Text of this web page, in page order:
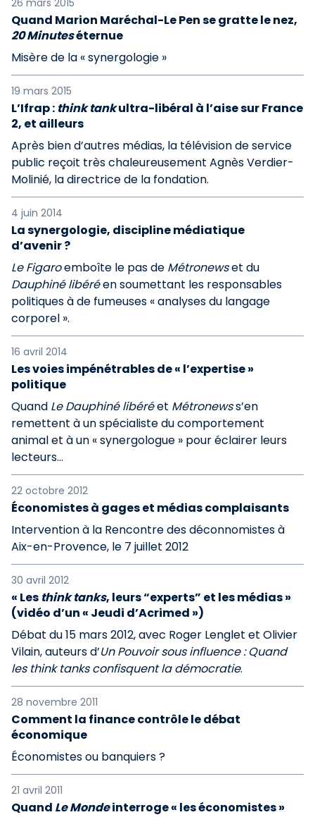
26 mars 2015
Quand Marion Maréchal-Le Pen se gratte le nez,
20 Minuteséternue
Misère de la « synergologie »
19 mars 2015
L’Ifrap : think tankultra-libéral à l’aise sur France
2, et ailleurs
Après bien d’autres médias, la télévision de service
public reçoit très chaleureusement Agnès Verdier-
Molinié, la directrice de la fondation.
4 juin 2014
La synergologie, discipline médiatique
d’avenir ?
Le Figaroemboîte le pas de Métronewset du
Dauphiné libéréen soumettant les responsables
politiques à de fumeuses « analyses du langage
corporel ».
16 avril 2014
Les voies impénétrables de « l’expertise »
politique
Quand Le Dauphiné libéréet Métronewss’en
remettent à un spécialiste du comportement
animal et à un « synergologue » pour éclairer leurs
lecteurs…
22 octobre 2012
Économistes à gages et médias complaisants
Intervention à la Rencontre des déconnomistes à
Aix-en-Provence, le 7 juillet 2012
30 avril 2012
« Les think tanks, leurs “experts” et les médias »
(vidéo d’un « Jeudi d’Acrimed »)
Débat du 15 mars 2012, avec Roger Lenglet et Olivier
Vilain, auteurs d’Un Pouvoir sous influence : Quand
les think tanks confisquent la démocratie.
28 novembre 2011
Comment la finance contrôle le débat
économique
Économistes ou banquiers ?
21 avril 2011
Quand Le Mondeinterroge « les économistes »